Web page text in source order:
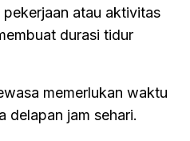
atau aktivitas
durasi tidur
memerlukan waktu
delapan jam sehari.